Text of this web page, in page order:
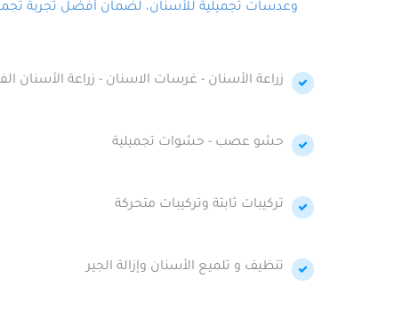
وعدسات تجميلية للأسنان، لضمان أفضل تجربة
زراعة الأسنان - غرسات الاسنان - زراعة الأسنان
حشو عصب - حشوات تجميلية
تركيبات ثابتة وتركيبات متحركة
تنظيف و تلميع الأسنان وإزالة الجير